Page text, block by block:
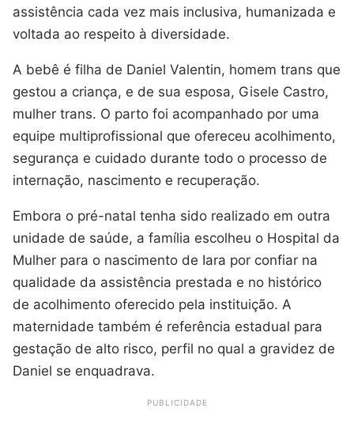
assistência cada vez mais inclusiva, humanizada e
voltada ao respeito à diversidade.
A bebê é filha de Daniel Valentin, homem trans que
gestou a criança, e de sua esposa, Gisele Castro,
mulher trans. O parto foi acompanhado por uma
equipe multiprofissional que ofereceu acolhimento,
segurança e cuidado durante todo o processo de
internação, nascimento e recuperação.
Embora o pré-natal tenha sido realizado em outra
unidade de saúde, a família escolheu o Hospital da
Mulher para o nascimento de Iara por confiar na
qualidade da assistência prestada e no histórico
de acolhimento oferecido pela instituição. A
maternidade também é referência estadual para
gestação de alto risco, perfil no qual a gravidez de
Daniel se enquadrava.
PUBLICIDADE